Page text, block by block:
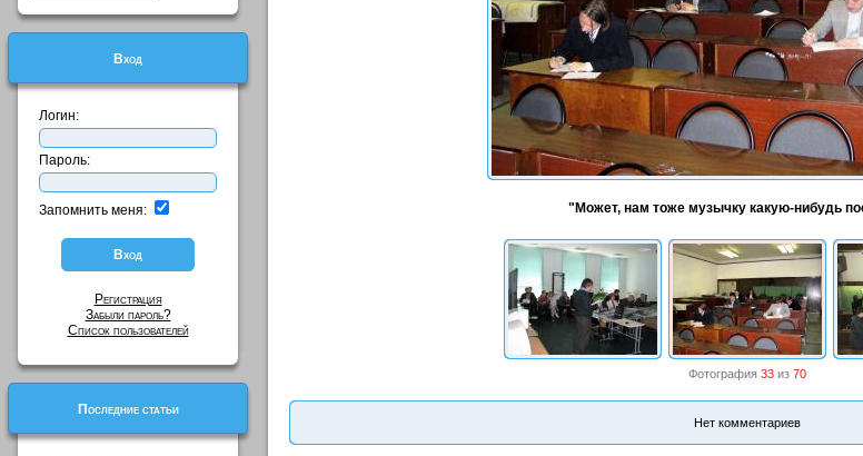
Вход
Логин:
Пароль:
Запомнить меня:
Регистрация
Забыли пароль?
Список пользователей
Последние статьи
"Может, нам тоже музычку какую-нибудь
Фотография 33 из 70
Нет комментариев